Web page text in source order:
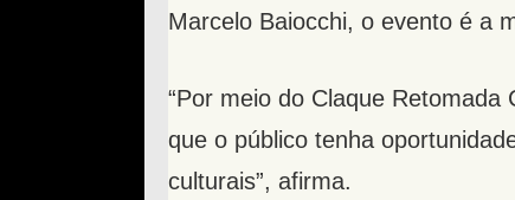
Marcelo Baiocchi, o evento é a
“Por meio do Claque
que o público tenha
culturais”, afirma.